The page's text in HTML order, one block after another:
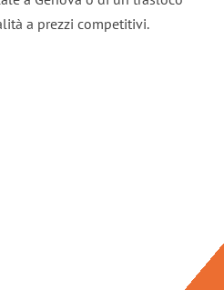
a prezzi competitivi.